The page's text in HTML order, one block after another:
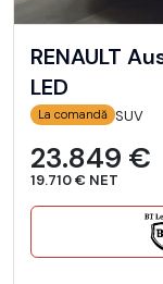
RENAULT
LED
La comandă SUV
23.849 €
19.710 € NET